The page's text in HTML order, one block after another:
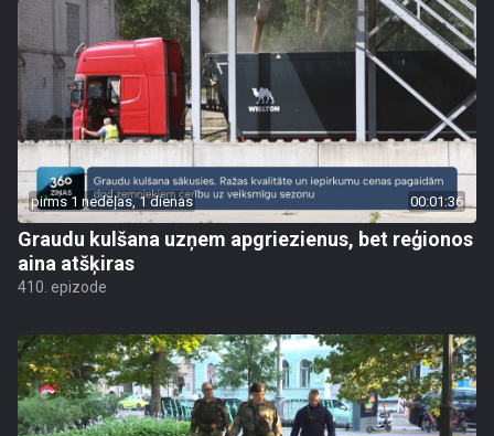
pirms 1 nedēļas, 1 dienas 00:01:36
Graudu kulšana uzņem apgriezienus, bet reģionos
aina atšķiras
410. epizode